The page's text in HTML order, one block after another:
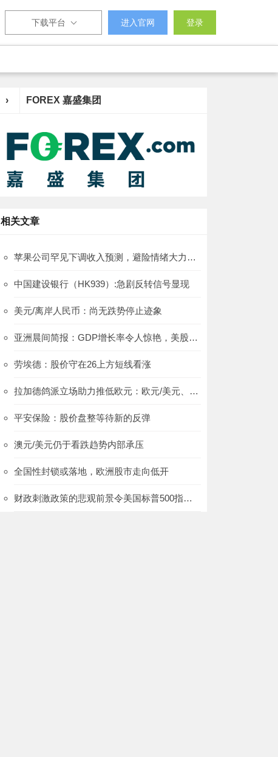
下载平台 进入官网 登录
› FOREX 嘉盛集团
相关文章
苹果公司罕见下调收入预测，避险情绪大力推高日元
中国建设银行（HK939）:急剧反转信号显现
美元/离岸人民币：尚无跌势停止迹象
亚洲晨间简报：GDP增长率令人惊艳，美股反弹
劳埃德：股价守在26上方短线看涨
拉加德鸽派立场助力推低欧元：欧元/美元、欧元/加元、欧元/澳元
平安保险：股价盘整等待新的反弹
澳元/美元仍于看跌趋势内部承压
全国性封锁或落地，欧洲股市走向低开
财政刺激政策的悲观前景令美国标普500指数期货下跌